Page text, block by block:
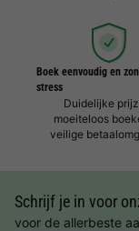
Boek eenvoudig en
stress
Duidelijke
moeiteloos
veilige
Schrijf je in voor
voor de allerbeste